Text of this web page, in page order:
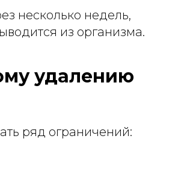
несколько недель,
из организма.
удалению
ряд ограничений: